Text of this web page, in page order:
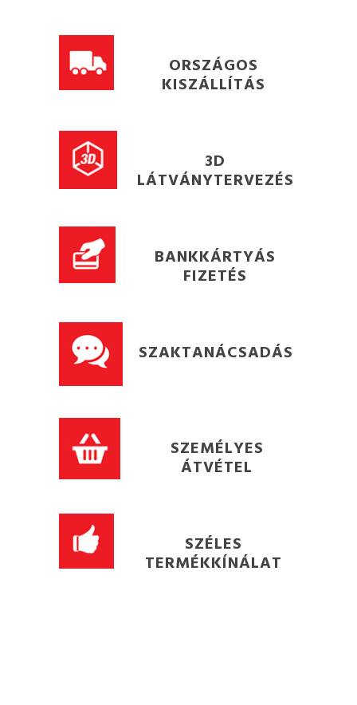
ORSZÁGOS
KISZÁLLÍTÁS
3D
LÁTVÁNYTERVEZÉS
BANKKÁRTYÁS
FIZETÉS
SZAKTANÁCSADÁS
SZEMÉLYES
ÁTVÉTEL
SZÉLES
TERMÉKKÍNÁLAT